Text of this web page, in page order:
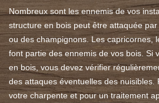
Nombreux sont les ennemis de vos
structure en bois peut être attaquée
ou des champignons. Les capricornes,
font partie des ennemis de vos bois. Si
en bois, vous devez vérifier
des attaques éventuelles des nuisibles.
votre charpente et pour un traitement